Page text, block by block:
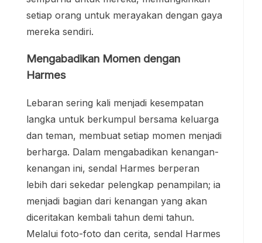
setiap orang untuk merayakan dengan gaya
mereka sendiri.
Mengabadikan Momen dengan
Harmes
Lebaran sering kali menjadi kesempatan
langka untuk berkumpul bersama keluarga
dan teman, membuat setiap momen menjadi
berharga. Dalam mengabadikan kenangan-
kenangan ini, sendal Harmes berperan
lebih dari sekedar pelengkap penampilan; ia
menjadi bagian dari kenangan yang akan
diceritakan kembali tahun demi tahun.
Melalui foto-foto dan cerita, sendal Harmes